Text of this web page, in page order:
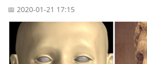
📅 2020-01-21 17:15